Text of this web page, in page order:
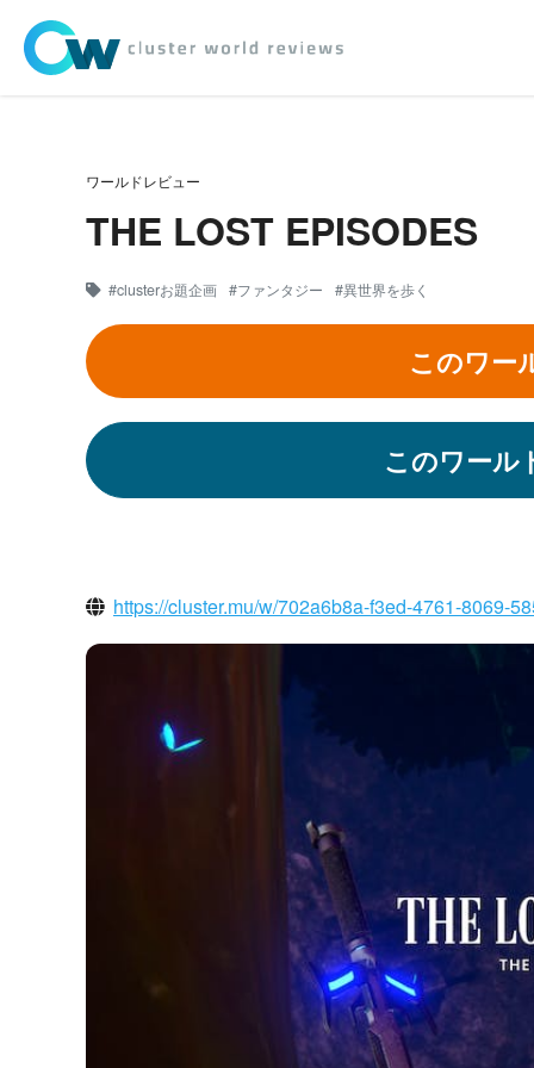
ワールドレビュー
THE LOST EPISODES
#clusterお題企画 #ファンタジー #異世界を歩く
このワー
このワール
https://cluster.mu/w/702a6b8a-f3ed-4761-8069-